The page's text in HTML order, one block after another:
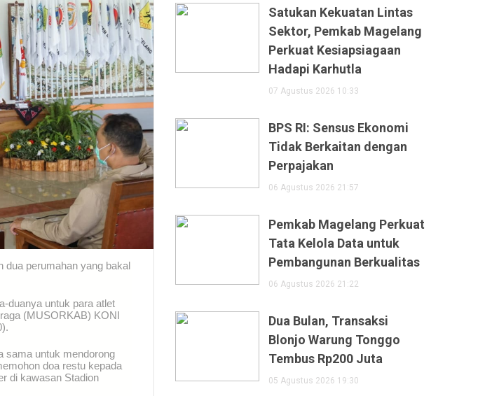
dua perumahan yang bakal
duanya untuk para atlet
(MUSORKAB) KONI
sama untuk mendorong
doa restu kepada
di kawasan Stadion
Satukan Kekuatan Lintas
Sektor, Pemkab Magelang
Perkuat Kesiapsiagaan
Hadapi Karhutla
07 Agustus 2026 10:33
BPS RI: Sensus Ekonomi
Tidak Berkaitan dengan
Perpajakan
06 Agustus 2026 21:57
Pemkab Magelang Perkuat
Tata Kelola Data untuk
Pembangunan Berkualitas
06 Agustus 2026 21:22
Dua Bulan, Transaksi
Blonjo Warung Tonggo
Tembus Rp200 Juta
05 Agustus 2026 19:30